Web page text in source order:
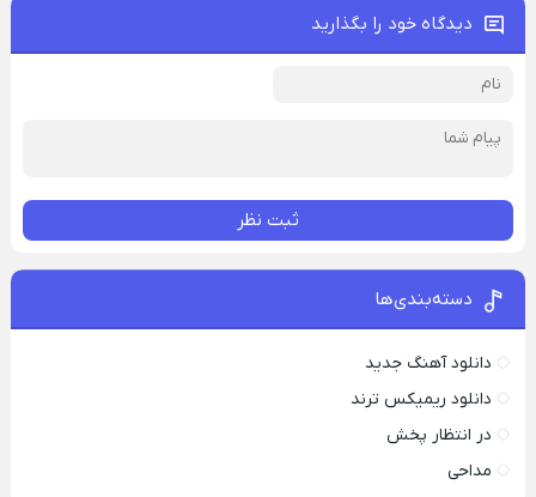
دیدگاه خود را بگذارید
ثبت نظر
دسته‌بندی‌ها
دانلود آهنگ جدید
دانلود ریمیکس ترند
در انتظار پخش
مداحی